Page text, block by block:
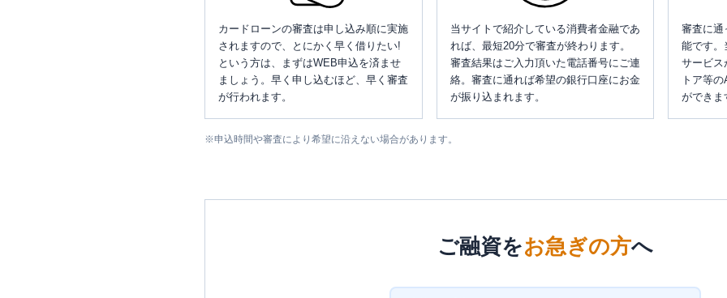
カードローンの審査は申し込み順に実施
されますので、とにかく早く借りたい!
という方は、まずはWEB申込を済ませ
ましょう。早く申し込むほど、早く審査
が行われます。
当サイトで紹介している消費者金融であ
れば、最短20分で審査が終わります。
審査結果はご入力頂いた電話番号にご連
絡。審査に通れば希望の銀行口座にお金
が振り込まれます。
審査に通
能です。
サービス
トア等
ができま
※申込時間や審査により希望に沿えない場合があります。
ご融資をお急ぎの方へ